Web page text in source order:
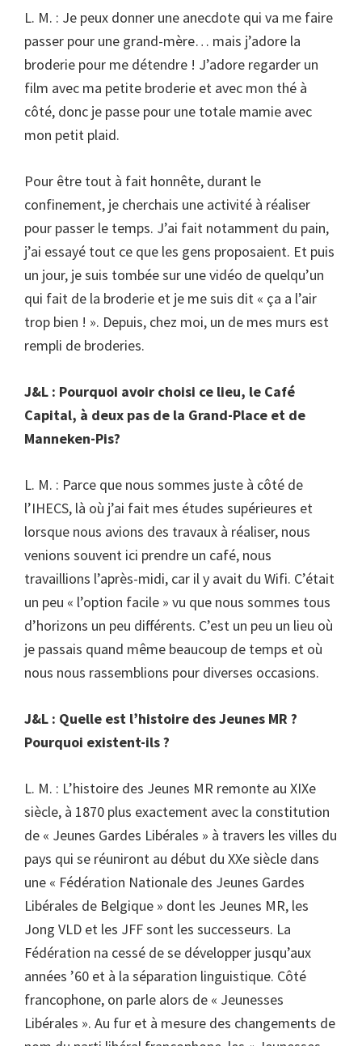
L. M. : Je peux donner une anecdote qui va me faire
passer pour une grand-mère… mais j’adore la
broderie pour me détendre ! J’adore regarder un
film avec ma petite broderie et avec mon thé à
côté, donc je passe pour une totale mamie avec
mon petit plaid.
Pour être tout à fait honnête, durant le
confinement, je cherchais une activité à réaliser
pour passer le temps. J’ai fait notamment du pain,
j’ai essayé tout ce que les gens proposaient. Et puis
un jour, je suis tombée sur une vidéo de quelqu’un
qui fait de la broderie et je me suis dit « ça a l’air
trop bien ! ». Depuis, chez moi, un de mes murs est
rempli de broderies.
J&L : Pourquoi avoir choisi ce lieu, le Café
Capital, à deux pas de la Grand-Place et de
Manneken-Pis?
L. M. : Parce que nous sommes juste à côté de
l’IHECS, là où j’ai fait mes études supérieures et
lorsque nous avions des travaux à réaliser, nous
venions souvent ici prendre un café, nous
travaillions l’après-midi, car il y avait du Wifi. C’était
un peu « l’option facile » vu que nous sommes tous
d’horizons un peu différents. C’est un peu un lieu où
je passais quand même beaucoup de temps et où
nous nous rassemblions pour diverses occasions.
J&L : Quelle est l’histoire des Jeunes MR ?
Pourquoi existent-ils ?
L. M. : L’histoire des Jeunes MR remonte au XIXe
siècle, à 1870 plus exactement avec la constitution
de « Jeunes Gardes Libérales » à travers les villes du
pays qui se réuniront au début du XXe siècle dans
une « Fédération Nationale des Jeunes Gardes
Libérales de Belgique » dont les Jeunes MR, les
Jong VLD et les JFF sont les successeurs. La
Fédération na cessé de se développer jusqu’aux
années ’60 et à la séparation linguistique. Côté
francophone, on parle alors de « Jeunesses
Libérales ». Au fur et à mesure des changements de